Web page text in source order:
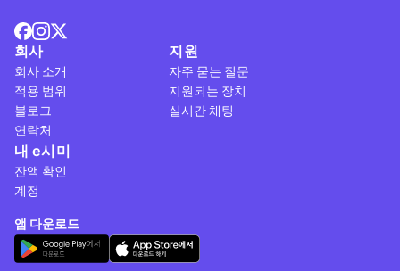
회사
회사 소개
적용 범위
블로그
연락처
지원
자주 묻는 질문
지원되는 장치
실시간 채팅
내 e시미
잔액 확인
계정
앱 다운로드